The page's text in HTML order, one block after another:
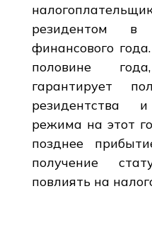
резидентом в
финансового
половине
гарантирует
резидентства и
режима на этот
позднее
получение
повлиять на